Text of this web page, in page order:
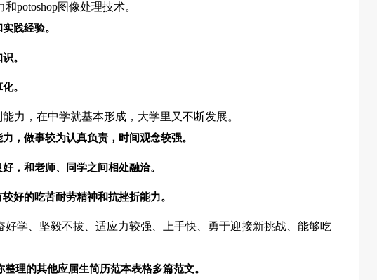
potoshop图像处理技术。
践经验。
。
。
力，在中学就基本形成，大学里又不断发展。
，做事较为认真负责，时间观念较强。
，和老师、同学之间相处融洽。
好的吃苦耐劳精神和抗挫折能力。
好学、坚毅不拔、适应力较强、上手快、勇于迎接新挑战、能够吃
理的其他应届生简历范本表格多篇范文。